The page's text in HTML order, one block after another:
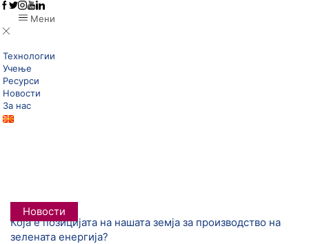
Мени
Технологии
Учење
Ресурси
Новости
За нас
Новости
Која е позицијата на нашата земја за производство на
зелената енергија?